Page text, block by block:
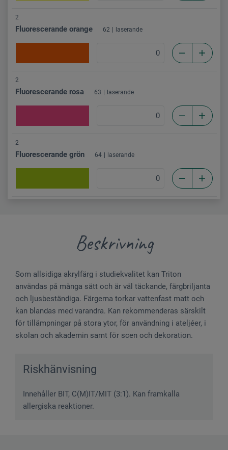
2
Fluorescerande orange 62 laserande
2
Fluorescerande rosa 63 laserande
2
Fluorescerande grön 64 laserande
Beskrivning
Som allsidiga akrylfärg i studiekvalitet kan Triton
användas på många sätt och är väl täckande, färgbriljanta
och ljusbeständiga. Färgerna torkar vattenfast matt och
kan blandas med varandra. Kan rekommenderas särskilt
för tillämpningar på stora ytor, för användning i ateljéer, i
skolan och akademin samt för scen och dekoration.
Riskhänvisning
Innehåller BIT, C(M)IT/MIT (3:1). Kan framkalla
allergiska reaktioner.